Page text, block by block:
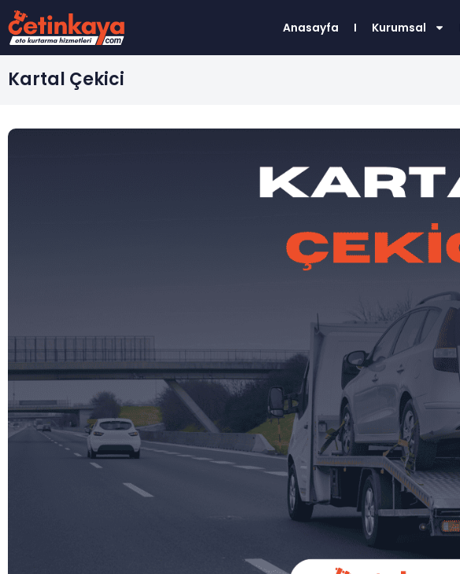
İçeriğe
Anasayfa Kurumsal
Kartal Çekici